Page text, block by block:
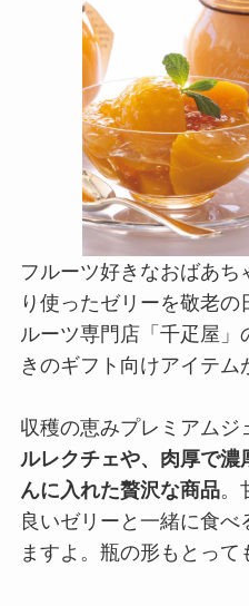
フルーツ好きなおばあ
り使ったゼリーを敬老
ルーツ専門店「千疋屋
きのギフト向けアイテム
収穫の恵みプレミアムジ
ルレクチェや、肉厚で
んに入れた贅沢な商品。
良いゼリーと一緒に食
ますよ。瓶の形もとって